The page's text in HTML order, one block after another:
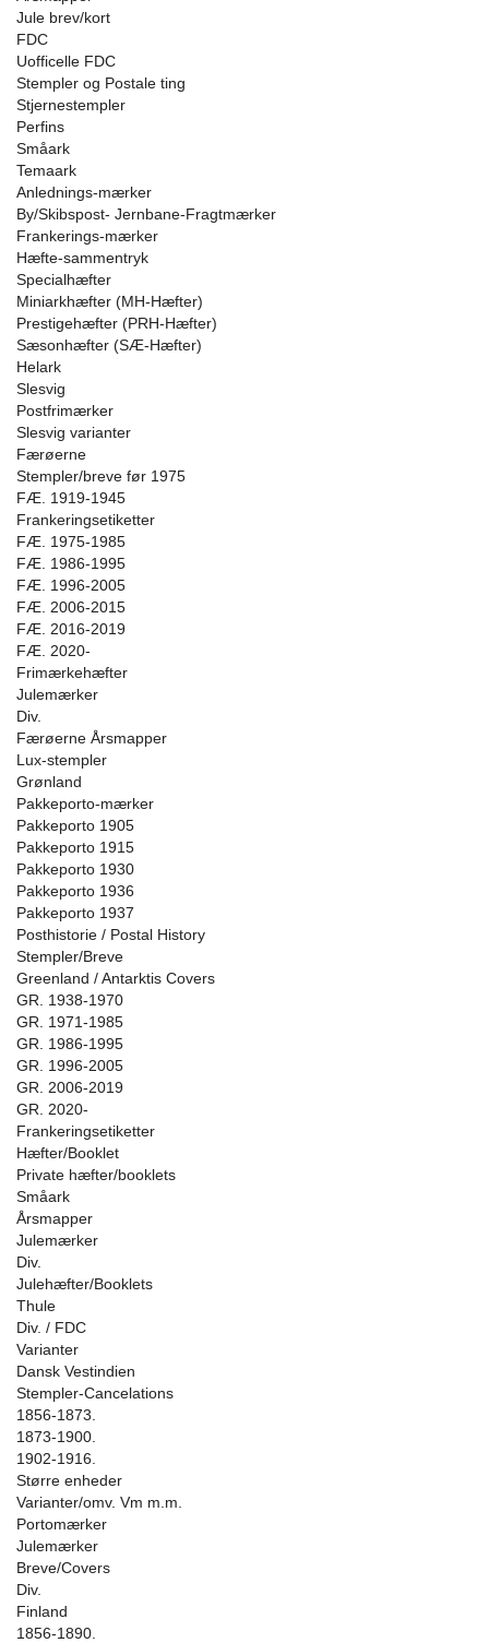
Jule brev/kort
FDC
Uofficelle FDC
Stempler og Postale ting
Stjernestempler
Perfins
Småark
Temaark
Anlednings-mærker
By/Skibspost- Jernbane-Fragtmærker
Frankerings-mærker
Hæfte-sammentryk
Specialhæfter
Miniarkhæfter (MH-Hæfter)
Prestigehæfter (PRH-Hæfter)
Sæsonhæfter (SÆ-Hæfter)
Helark
Slesvig
Postfrimærker
Slesvig varianter
Færøerne
Stempler/breve før 1975
FÆ. 1919-1945
Frankeringsetiketter
FÆ. 1975-1985
FÆ. 1986-1995
FÆ. 1996-2005
FÆ. 2006-2015
FÆ. 2016-2019
FÆ. 2020-
Frimærkehæfter
Julemærker
Div.
Færøerne Årsmapper
Lux-stempler
Grønland
Pakkeporto-mærker
Pakkeporto 1905
Pakkeporto 1915
Pakkeporto 1930
Pakkeporto 1936
Pakkeporto 1937
Posthistorie / Postal History
Stempler/Breve
Greenland / Antarktis Covers
GR. 1938-1970
GR. 1971-1985
GR. 1986-1995
GR. 1996-2005
GR. 2006-2019
GR. 2020-
Frankeringsetiketter
Hæfter/Booklet
Private hæfter/booklets
Småark
Årsmapper
Julemærker
Div.
Julehæfter/Booklets
Thule
Div. / FDC
Varianter
Dansk Vestindien
Stempler-Cancelations
1856-1873.
1873-1900.
1902-1916.
Større enheder
Varianter/omv. Vm m.m.
Portomærker
Julemærker
Breve/Covers
Div.
Finland
1856-1890.